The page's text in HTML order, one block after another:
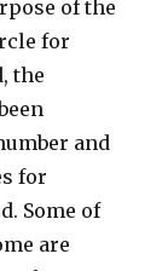
of the
for
the
and
for
Some of
are